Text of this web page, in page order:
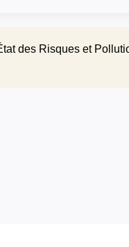
des Risques et